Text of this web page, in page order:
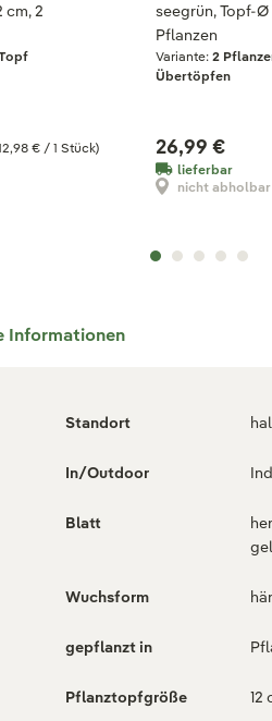
cm, 2
€ / 1 Stück)
seegrün, Topf-Ø
Pflanzen
Variante:2
Übertöpfen
26,99 €
lieferbar
nicht abholbar
Informationen
Standort
In/Outdoor
Blatt
Wuchsform
gepflanzt in
Pflanztopfgröße 12